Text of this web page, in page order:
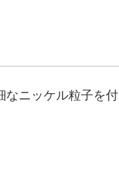
なニッケル粒子を付